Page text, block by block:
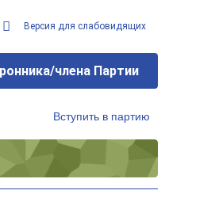
Версия для слабовидящих
члена Партии
Вступить в партию